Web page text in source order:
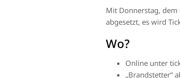
Mit Donnerstag, dem
abgesetzt, es wird
Wo?
Online unter
„Brandstetter“